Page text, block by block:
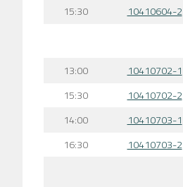
15:30
10410604-2
13:00
10410702-1
15:30
10410702-2
14:00
10410703-1
16:30
10410703-2